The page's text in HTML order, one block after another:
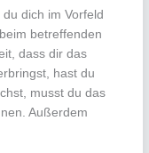
dich im Vorfeld
betreffenden
dass dir das
hast du
musst du das
Außerdem